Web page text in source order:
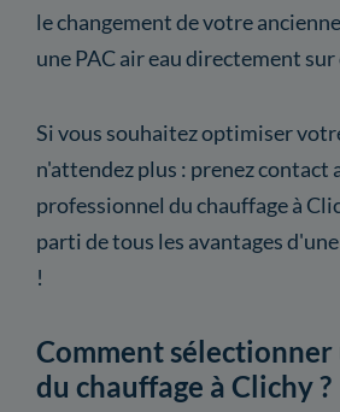
le changement de votre
une PAC air eau directement sur
Si vous souhaitez optimiser
n'attendez plus : prenez contact
professionnel du chauffage à
parti de tous les avantages
!
Comment
du chauffage à Clichy ?